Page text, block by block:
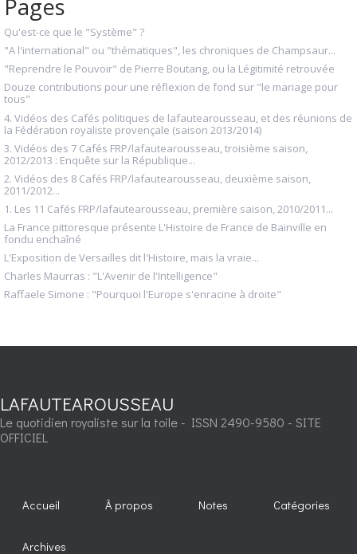
Pages
Qu'est-ce que le "Système" ?
"A l'international" ou "thématiques", les chroniques de Champsaur...
"Reprendre le Pouvoir" de Pierre Boutang, ou la Légitimité retrouvée
Douze contributions pour une réflexion de fond sur "le mariage pour
tous"
4. Vidéos des Cafés politiques de lafautearousseau, et des réunions de
la Fédération royaliste provençale (saison 2013/2014)
3. Vidéos des 7 Cafés FRP/lafautearousseau, troisième saison,
2012/2013 : Enquête sur la République...
2. Vidéos des 8 Cafés FRP/lafautearousseau, deuxième saison,
2011/2012...
1. Les 11 Cafés FRP/lafautearousseau, première saison, 2010/2011...
La France pittoresque présente L'Histoire de France de Bainville en
fondu enchaîné
L'Exposition de Versailles dit l'Histoire, mais la vraie...
Charles Maurras : "L'Avenir de l'Intelligence"
Raffaele Simone : "Pourquoi l'Europe s'enracine à droite"
LAFAUTEAROUSSEAU
Le quotidien royaliste sur la toile - ISSN 2490-9580 - SITE
OFFICIEL
Accueil À propos Notes Catégories
Archives